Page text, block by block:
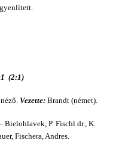
(2:1)
Vezette: Brandt (német).
Bielohlavek, P. Fischl dr., K.
Fischera, Andres.